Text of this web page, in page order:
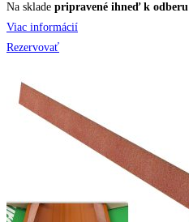
Na sklade pripravené ihneď k odberu
Viac informácií
Rezervovať